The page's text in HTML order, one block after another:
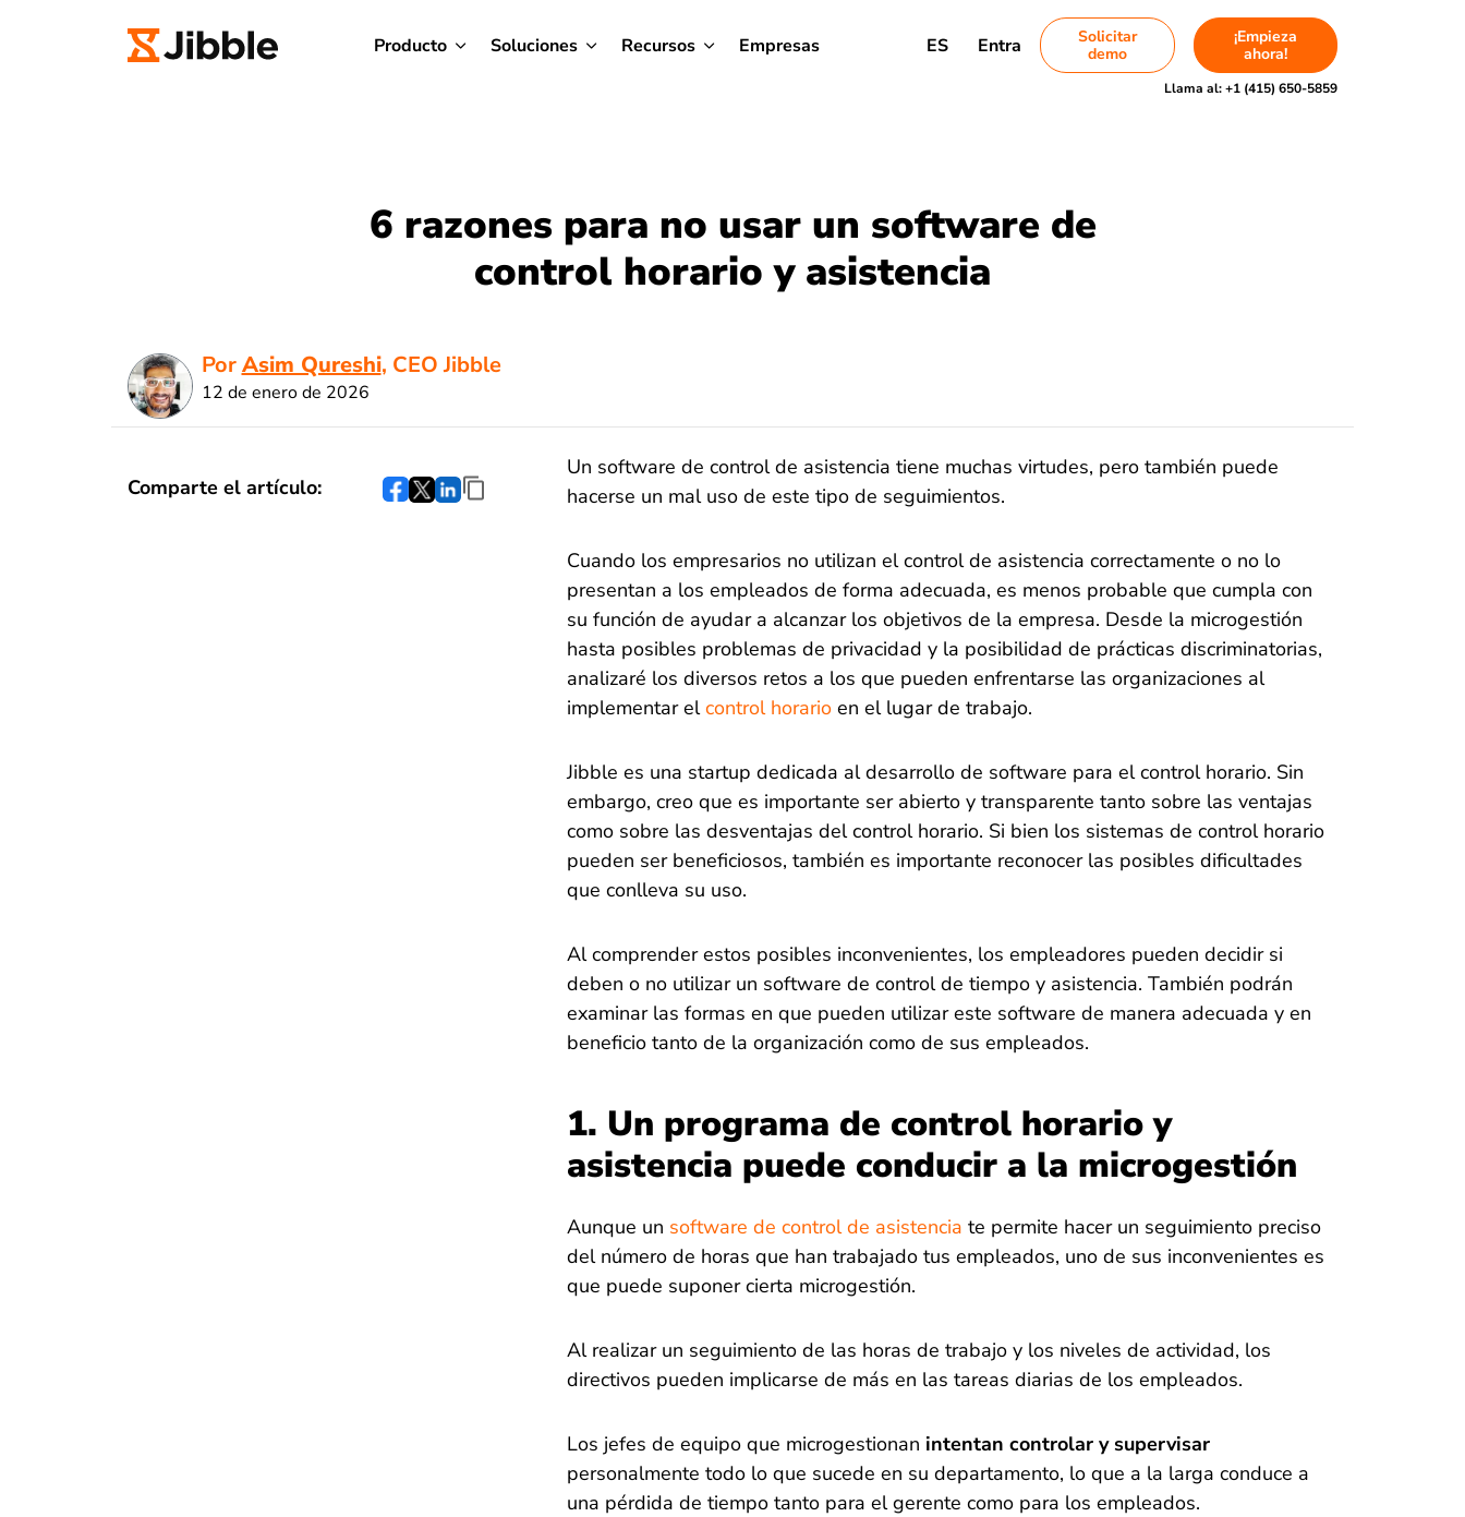
Producto Soluciones Recursos Empresas ES Entra
Solicitar
demo
¡Empieza
ahora!
Llama al:+1 (415) 650-5859
6 razones para no usar un software de
control horario y asistencia
PorAsim Qureshi, CEO Jibble
12 de enero de 2026
Comparte el artículo:
Un software de control de asistencia tiene muchas virtudes, pero también puede
hacerse un mal uso de este tipo de seguimientos.
Cuando los empresarios no utilizan el control de asistencia correctamente o no lo
presentan a los empleados de forma adecuada, es menos probable que cumpla con
su función de ayudar a alcanzar los objetivos de la empresa. Desde la microgestión
hasta posibles problemas de privacidad y la posibilidad de prácticas discriminatorias,
analizaré los diversos retos a los que pueden enfrentarse las organizaciones al
implementar elcontrol horarioen el lugar de trabajo.
Jibble es una startup dedicada al desarrollo de software para el control horario. Sin
embargo, creo que es importante ser abierto y transparente tanto sobre las ventajas
como sobre las desventajas del control horario. Si bien los sistemas de control horario
pueden ser beneficiosos, también es importante reconocer las posibles dificultades
que conlleva su uso.
Al comprender estos posibles inconvenientes, los empleadores pueden decidir si
deben o no utilizar un software de control de tiempo y asistencia. También podrán
examinar las formas en que pueden utilizar este software de manera adecuada y en
beneficio tanto de la organización como de sus empleados.
1. Un programa de control horario y
asistencia puede conducir a la microgestión
Aunque un software de control de asistencia te permite hacer un seguimiento preciso
del número de horas que han trabajado tus empleados, uno de sus inconvenientes es
que puede suponer cierta microgestión.
Al realizar un seguimiento de las horas de trabajo y los niveles de actividad, los
directivos pueden implicarse de más en las tareas diarias de los empleados.
Los jefes de equipo que microgestionan intentan controlar y supervisar
personalmente todo lo que sucede en su departamento, lo que a la larga conduce a
una pérdida de tiempo tanto para el gerente como para los empleados.